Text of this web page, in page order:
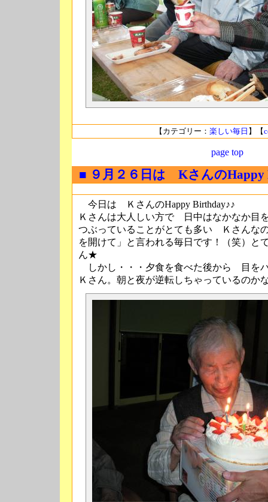
【カテゴリー： 楽しい毎日 】【
page top
■ ９月２６日は KさんのHappy
今日は ＫさんのHappy Birthday♪♪
Ｋさんは大人しい方で 日中はなかなか目
つぶっていることがとても多い Ｋさんな
を開けて」と言われる毎日です！（笑）
ん★
しかし・・・夕食を食べた後から 目を
Ｋさん。朝と夜が逆転しちゃっているのか